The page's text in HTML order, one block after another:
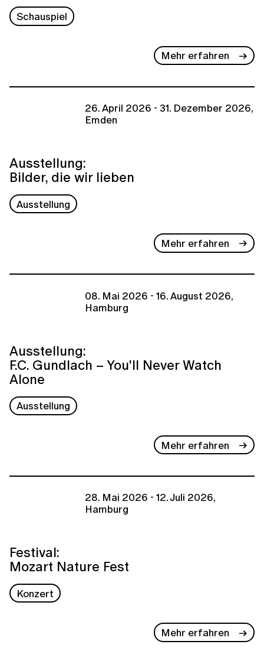
Schauspiel
Mehr erfahren
26. April 2026 - 31. Dezember 2026,
Emden
Ausstellung:
Bilder, die wir lieben
Ausstellung
Mehr erfahren
08. Mai 2026 - 16. August 2026,
Hamburg
Ausstellung:
F.C. Gundlach – You'll Never Watch
Alone
Ausstellung
Mehr erfahren
28. Mai 2026 - 12. Juli 2026,
Hamburg
Festival:
Mozart Nature Fest
Konzert
Mehr erfahren